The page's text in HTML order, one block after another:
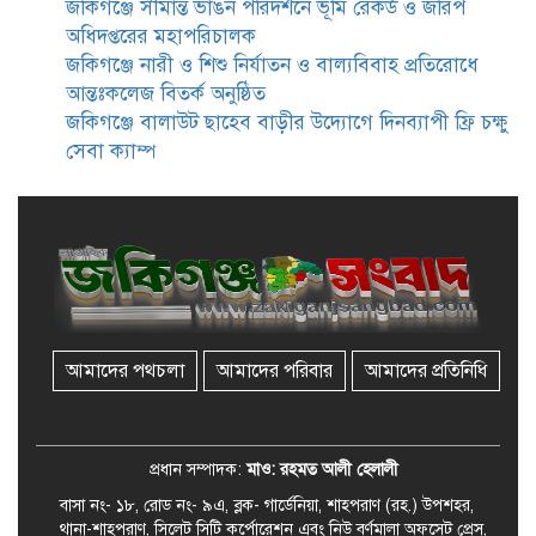
রেলপথে যুক্ত হবে জকিগঞ্জ-কানাইঘাট,
শুরু হচ্ছে সম্ভাব্যতা সমীক্ষা
ভাতা পেতে টাকা লাগে না, জকিগঞ্জে
সমাজসেবা কর্মকর্তার গুরুত্বপূর্ণ বার্তা
জকিগঞ্জে সীমান্ত ভাঙন পরিদর্শনে ভূমি রেকর্ড ও জরিপ
অধিদপ্তরের মহাপরিচালক
জকিগঞ্জে নারী ও শিশু নির্যাতন ও বাল্যবিবাহ প্রতিরোধে
আন্তঃকলেজ বিতর্ক অনুষ্ঠিত
জকিগঞ্জে বালাউট ছাহেব বাড়ীর উদ্যোগে দিনব্যাপী ফ্রি চক্ষু
সেবা ক্যাম্প
আমাদের পথচলা আমাদের পরিবার আমাদের প্রতিনিধি
প্রধান সম্পাদক:মাও: রহমত আলী হেলালী
বাসা নং- ১৮, রোড নং- ৯এ, ব্লক- গার্ডেনিয়া, শাহপরাণ (রহ.) উপশহর,
থানা-শাহপরাণ, সিলেট সিটি কর্পোরেশন এবং নিউ বর্ণমালা অফসেট প্রেস,